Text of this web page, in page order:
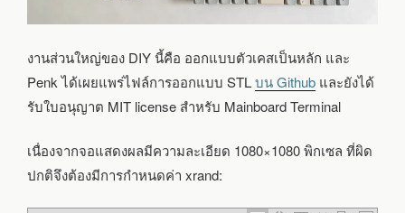
งานส่วนใหญ่ของ DIY นี้คือ ออกแบบตัวเคสเป็นหลัก และ
Penk ได้เผยแพร่ไฟล์การออกแบบ STLบน Github และยังได้
รับใบอนุญาต MIT license สำหรับ Mainboard Terminal
เนื่องจากจอแสดงผลมีความละเอียด 1080×1080 พิกเซล ที่ผิด
ปกติจึงต้องมีการกำหนดค่า xrand: